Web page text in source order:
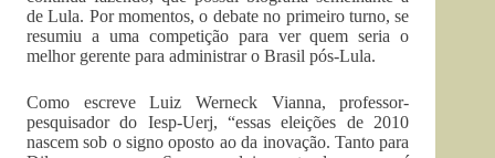
de Lula. Por momentos, o debate no primeiro turno, se
resumiu a uma competição para ver quem seria o
melhor gerente para administrar o Brasil pós-Lula.
Como escreve Luiz Werneck Vianna, professor-
pesquisador do Iesp-Uerj, “essas eleições de 2010
nascem sob o signo oposto ao da inovação. Tanto para